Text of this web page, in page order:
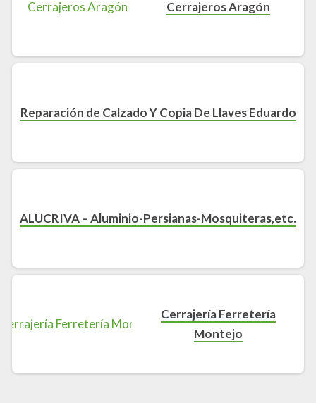
Cerrajeros Aragón
Reparación de Calzado Y Copia De Llaves Eduardo
ALUCRIVA – Aluminio-Persianas-Mosquiteras,etc.
Cerrajería Ferretería
Montejo